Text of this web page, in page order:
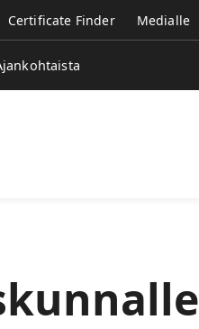
Certificate Finder Medialle